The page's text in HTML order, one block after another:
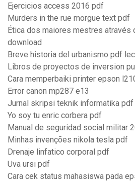
Ejercicios access 2016 pdf
Murders in the rue morgue text pdf
Ética dos maiores mestres através
download
Breve historia del urbanismo pdf
Libros de proyectos de inversion
Cara memperbaiki printer epson
Error canon mp287 e13
Jurnal skripsi teknik informatika pdf
Yo soy tu enric corbera pdf
Manual de seguridad social militar
Minhas invenções nikola tesla pdf
Drenaje linfatico corporal pdf
Uva ursi pdf
Cara cek status mahasiswa pada